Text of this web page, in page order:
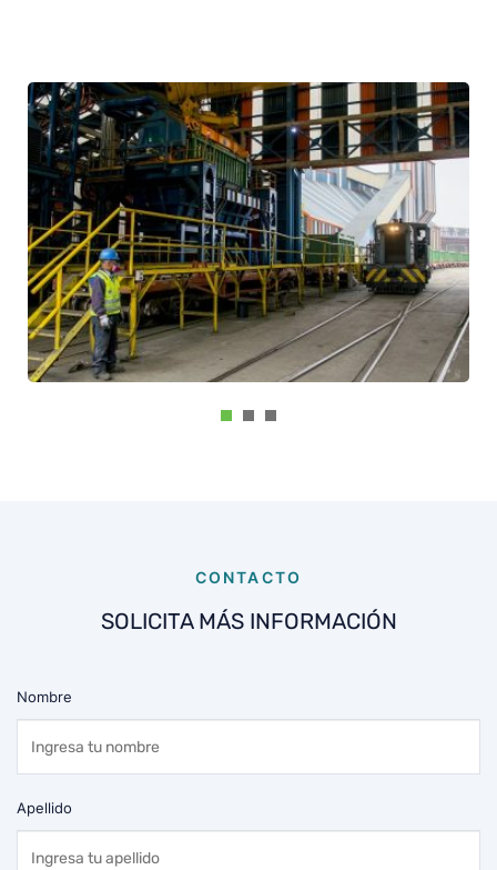
CONTACTO
SOLICITA MÁS INFORMACIÓN
Nombre
Apellido